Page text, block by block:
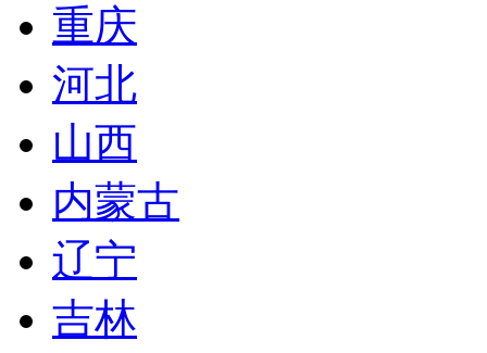
重庆
河北
山西
内蒙古
辽宁
吉林